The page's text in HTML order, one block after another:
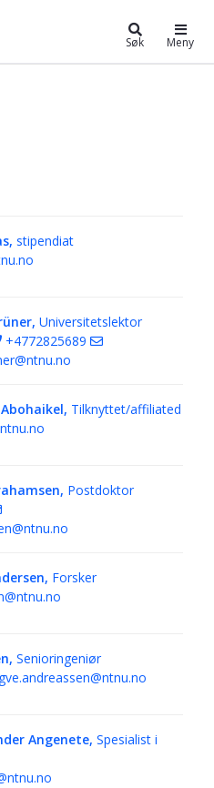
og Søk Meny
for
stipendiat
Universitetslektor
+4772825689
Tilknyttet/affiliated
Postdoktor
Forsker
Senioringeniør
Angenete, Spesialist i